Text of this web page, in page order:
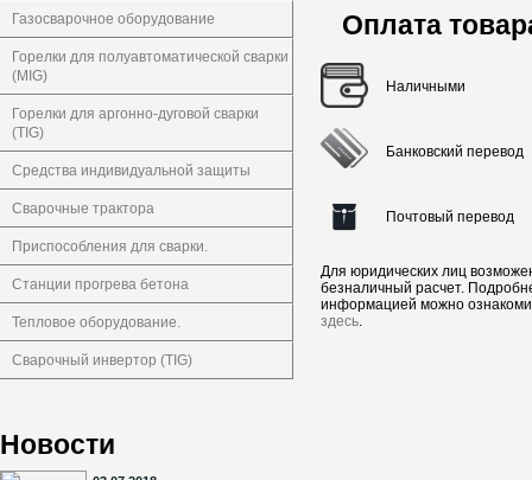
Газосварочное оборудование
Горелки для полуавтоматической сварки
(MIG)
Горелки для аргонно-дуговой сварки
(TIG)
Средства индивидуальной защиты
Сварочные трактора
Приспособления для сварки.
Станции прогрева бетона
Тепловое оборудование.
Сварочный инвертор (TIG)
Новости
Оплата
Наличными
Банковский перевод
Почтовый перевод
Для юридических лиц
безналичный расчет.
информацией можно
здесь.